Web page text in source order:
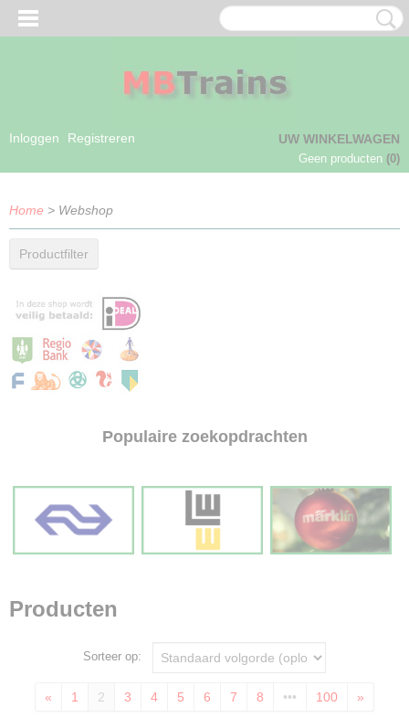
Inloggen Registreren UW WINKELWAGEN
Geen producten (0)
Home > Webshop
Productfilter
Populaire zoekopdrachten
Producten
Sorteer op:
« 1 2 3 4 5 6 7 8 ••• 100 »